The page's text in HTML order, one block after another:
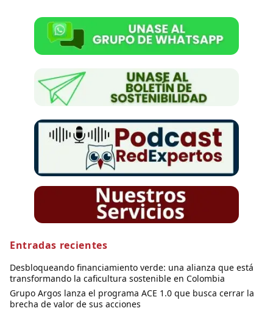
Entradas recientes
Desbloqueando financiamiento verde: una alianza que está
transformando la caficultura sostenible en Colombia
Grupo Argos lanza el programa ACE 1.0 que busca cerrar la
brecha de valor de sus acciones